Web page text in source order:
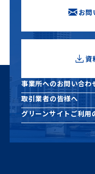
お問
資
事業所へのお問い合わ
取引業者の皆様へ
グリーンサイトご利用